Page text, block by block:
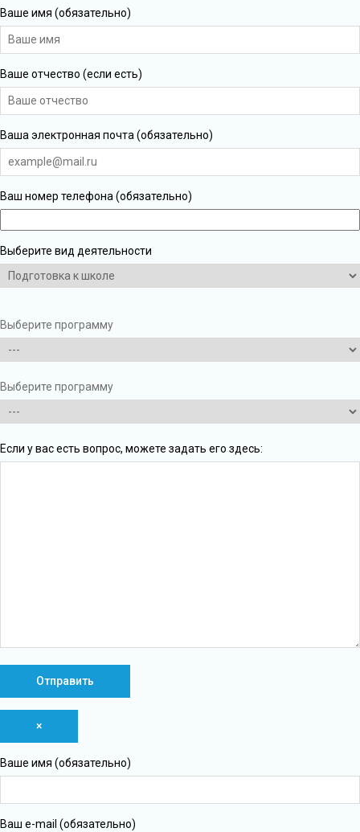
Ваше имя (обязательно)
Ваше отчество (если есть)
Ваша электронная почта (обязательно)
Ваш номер телефона (обязательно)
Выберите вид деятельности
Выберите программу
Выберите программу
Если у вас есть вопрос, можете задать его здесь:
×
Ваше имя (обязательно)
Ваш e-mail (обязательно)